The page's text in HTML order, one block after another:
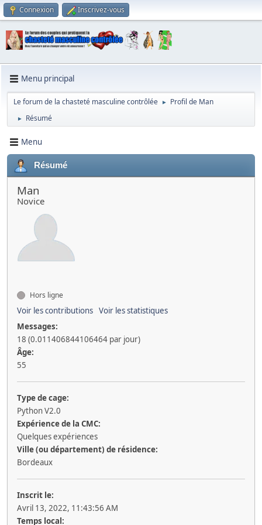
Connexion Inscrivez-vous
Menu principal
Le forum de la chasteté masculine contrôlée ► Profil de Man
► Résumé
Menu
Résumé
Man
Novice
Hors ligne
Voir les contributions Voir les statistiques
Messages:
18 (0.011406844106464 par jour)
Âge:
55
Type de cage:
Python V2.0
Expérience de la CMC:
Quelques expériences
Ville (ou département) de résidence:
Bordeaux
Inscrit le:
Avril 13, 2022, 11:43:56 AM
Temps local: